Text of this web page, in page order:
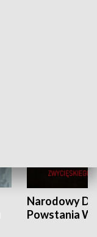
Narodowy
Powstania